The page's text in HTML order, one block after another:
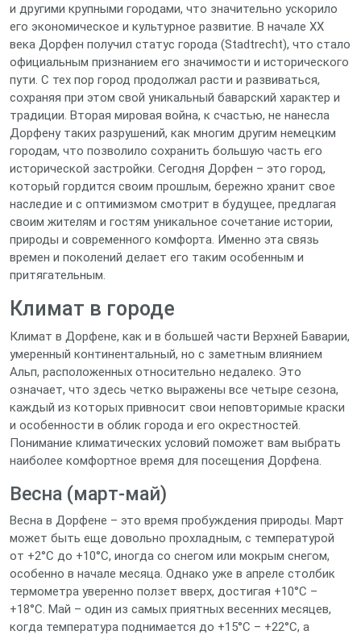
и другими крупными городами, что значительно ускорило
его экономическое и культурное развитие. В начале XX
века Дорфен получил статус города (Stadtrecht), что стало
официальным признанием его значимости и исторического
пути. С тех пор город продолжал расти и развиваться,
сохраняя при этом свой уникальный баварский характер и
традиции. Вторая мировая война, к счастью, не нанесла
Дорфену таких разрушений, как многим другим немецким
городам, что позволило сохранить большую часть его
исторической застройки. Сегодня Дорфен – это город,
который гордится своим прошлым, бережно хранит свое
наследие и с оптимизмом смотрит в будущее, предлагая
своим жителям и гостям уникальное сочетание истории,
природы и современного комфорта. Именно эта связь
времен и поколений делает его таким особенным и
притягательным.
Климат в городе
Климат в Дорфене, как и в большей части Верхней Баварии,
умеренный континентальный, но с заметным влиянием
Альп, расположенных относительно недалеко. Это
означает, что здесь четко выражены все четыре сезона,
каждый из которых привносит свои неповторимые краски
и особенности в облик города и его окрестностей.
Понимание климатических условий поможет вам выбрать
наиболее комфортное время для посещения Дорфена.
Весна (март-май)
Весна в Дорфене – это время пробуждения природы. Март
может быть еще довольно прохладным, с температурой
от +2°C до +10°C, иногда со снегом или мокрым снегом,
особенно в начале месяца. Однако уже в апреле столбик
термометра уверенно ползет вверх, достигая +10°C –
+18°C. Май – один из самых приятных весенних месяцев,
когда температура поднимается до +15°C – +22°C, а